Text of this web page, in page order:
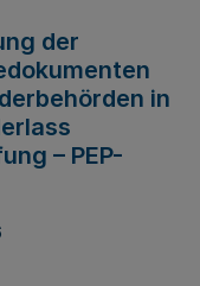
der
in
– PEP-